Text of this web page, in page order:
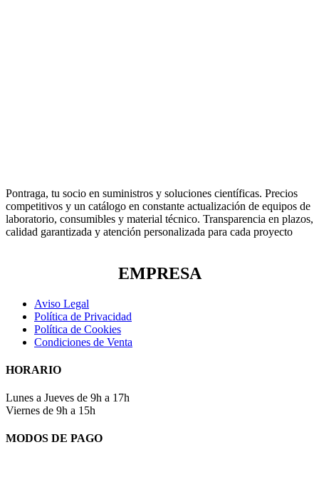
Pontraga, tu socio en suministros y soluciones científicas. Precios
competitivos y un catálogo en constante actualización de equipos de
laboratorio, consumibles y material técnico. Transparencia en plazos,
calidad garantizada y atención personalizada para cada proyecto
EMPRESA
Aviso Legal
Política de Privacidad
Política de Cookies
Condiciones de Venta
HORARIO
Lunes a Jueves de 9h a 17h
Viernes de 9h a 15h
MODOS DE PAGO